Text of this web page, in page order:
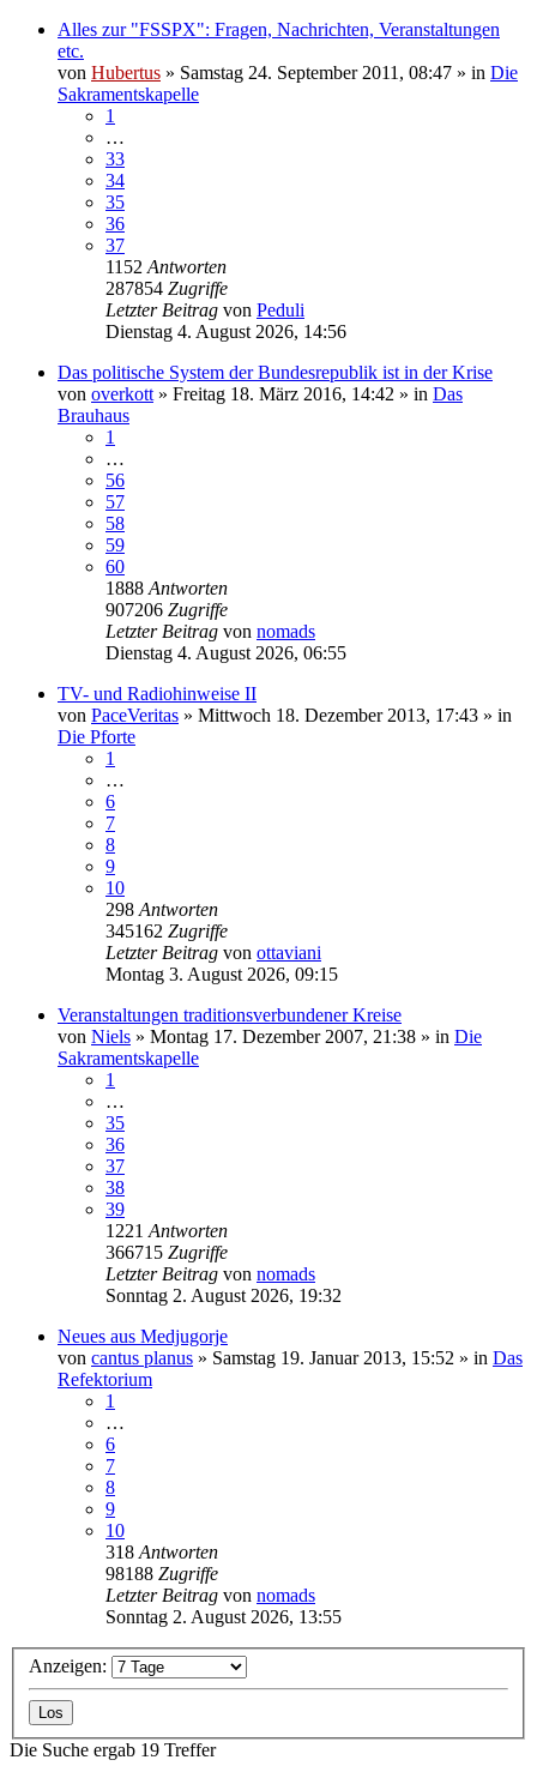
Alles zur "FSSPX": Fragen, Nachrichten, Veranstaltungen
etc.
von Hubertus » Samstag 24. September 2011, 08:47 » in Die
Sakramentskapelle
1
…
33
34
35
36
37
1152 Antworten
287854 Zugriffe
Letzter Beitrag von Peduli
Dienstag 4. August 2026, 14:56
Das politische System der Bundesrepublik ist in der Krise
von overkott » Freitag 18. März 2016, 14:42 » in Das
Brauhaus
1
…
56
57
58
59
60
1888 Antworten
907206 Zugriffe
Letzter Beitrag von nomads
Dienstag 4. August 2026, 06:55
TV- und Radiohinweise II
von PaceVeritas » Mittwoch 18. Dezember 2013, 17:43 » in
Die Pforte
1
…
6
7
8
9
10
298 Antworten
345162 Zugriffe
Letzter Beitrag von ottaviani
Montag 3. August 2026, 09:15
Veranstaltungen traditionsverbundener Kreise
von Niels » Montag 17. Dezember 2007, 21:38 » in Die
Sakramentskapelle
1
…
35
36
37
38
39
1221 Antworten
366715 Zugriffe
Letzter Beitrag von nomads
Sonntag 2. August 2026, 19:32
Neues aus Medjugorje
von cantus planus » Samstag 19. Januar 2013, 15:52 » in Das
Refektorium
1
…
6
7
8
9
10
318 Antworten
98188 Zugriffe
Letzter Beitrag von nomads
Sonntag 2. August 2026, 13:55
Anzeigen:
Die Suche ergab 19 Treffer